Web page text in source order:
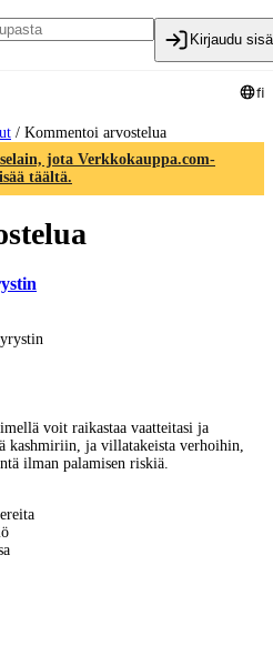
Kirjaudu
fi
/ Kommentoi arvostelua
jota Verkkokauppa.com-
täältä.
voit raikastaa vaatteitasi ja
kashmiriin, ja villatakeista verhoihin,
ilman palamisen riskiä.